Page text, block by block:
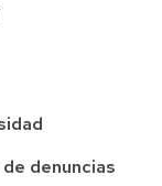
denuncias